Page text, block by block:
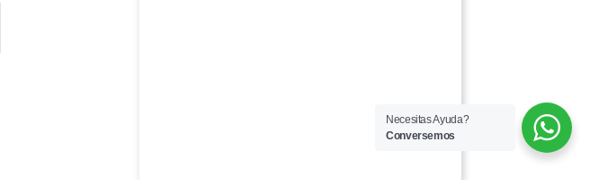
Necesitas Ayuda?
Conversemos